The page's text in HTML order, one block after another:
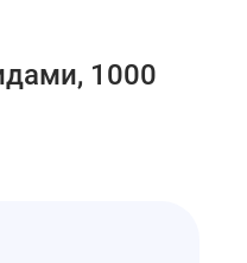
1000